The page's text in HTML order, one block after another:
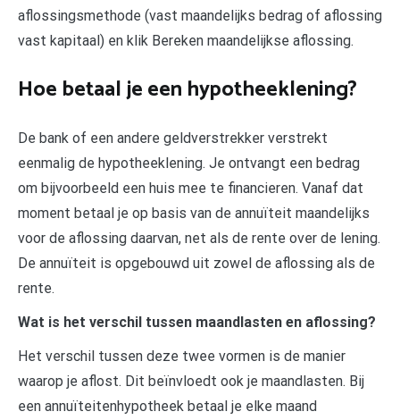
aflossingsmethode (vast maandelijks bedrag of aflossing
vast kapitaal) en klik Bereken maandelijkse aflossing.
Hoe betaal je een hypotheeklening?
De bank of een andere geldverstrekker verstrekt
eenmalig de hypotheeklening. Je ontvangt een bedrag
om bijvoorbeeld een huis mee te financieren. Vanaf dat
moment betaal je op basis van de annuïteit maandelijks
voor de aflossing daarvan, net als de rente over de lening.
De annuïteit is opgebouwd uit zowel de aflossing als de
rente.
Wat is het verschil tussen maandlasten en aflossing?
Het verschil tussen deze twee vormen is de manier
waarop je aflost. Dit beïnvloedt ook je maandlasten. Bij
een annuïteitenhypotheek betaal je elke maand